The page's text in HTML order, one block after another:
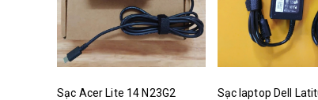
Sạc Acer Lite 14 N23G2
Sạc laptop Dell